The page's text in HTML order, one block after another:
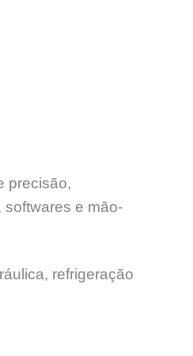
precisão,
e mão-
refrigeração